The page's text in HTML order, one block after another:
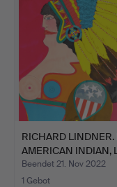
RICHARD LINDNER.
AMERICAN INDIAN,
Beendet 21. Nov 2022
1 Gebot